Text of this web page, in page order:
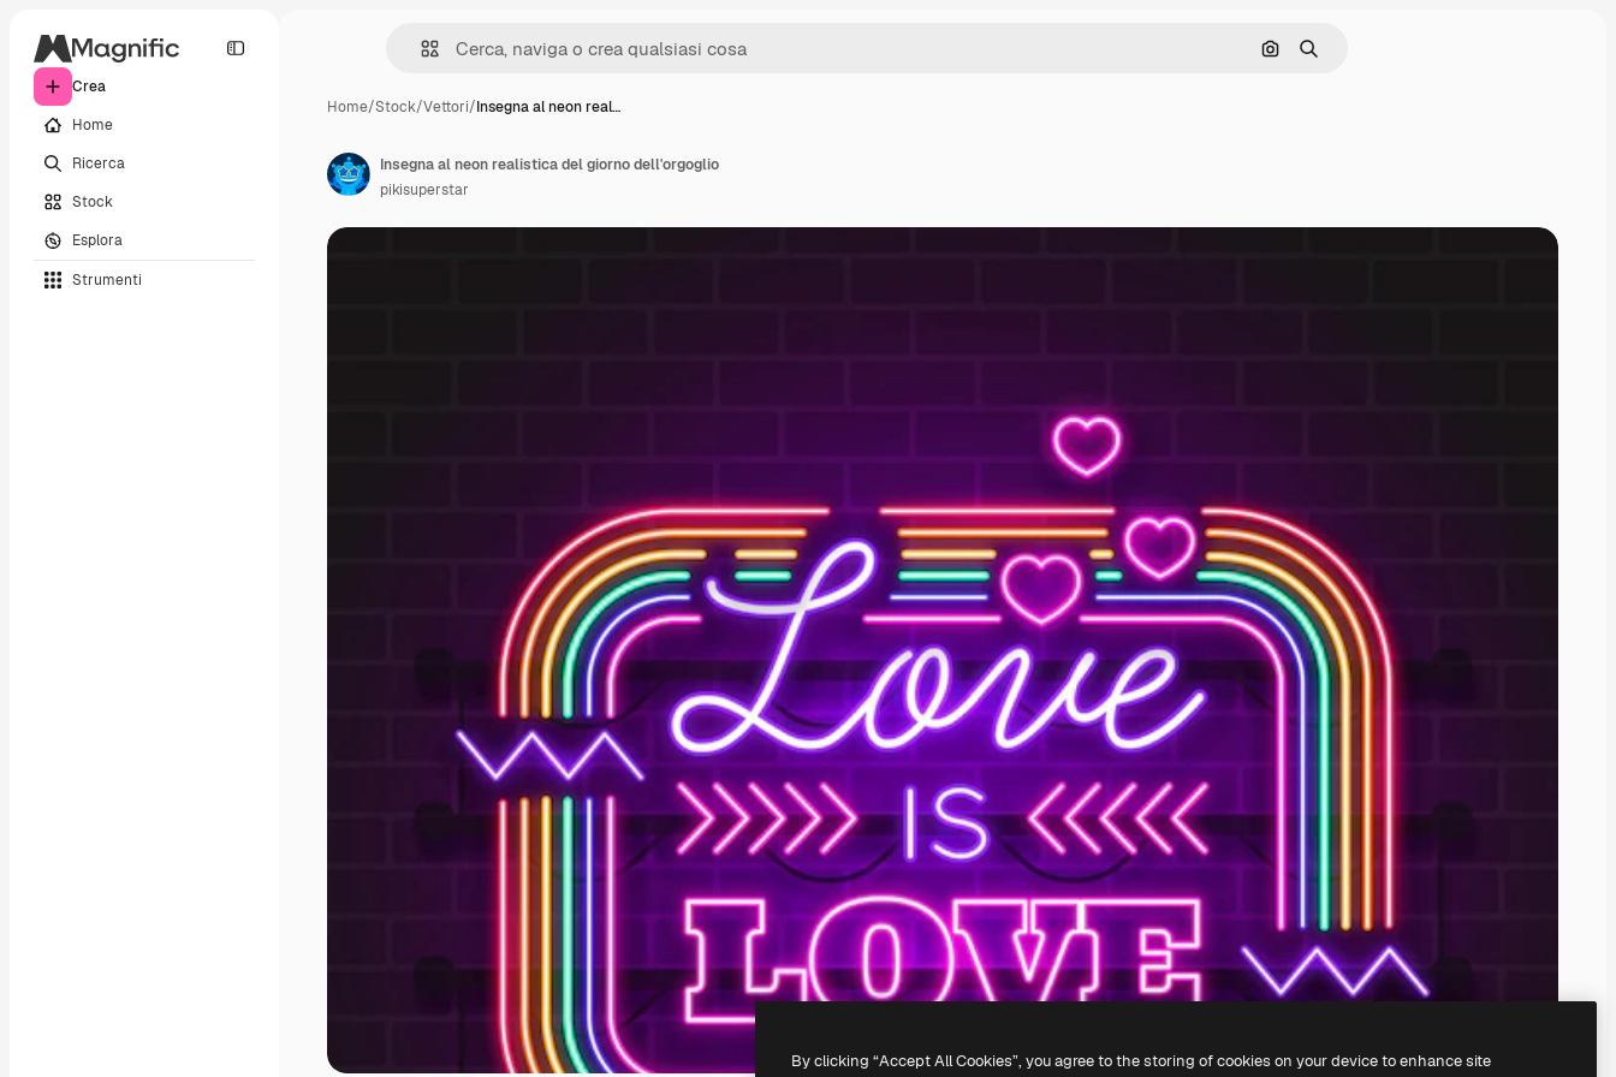
Crea
Home
Ricerca
Stock
Esplora
Strumenti
Cerca per immagine
Ricerca
Home/Stock/Vettori/Insegna al neon real…
Insegna al neon realistica del giorno dell'orgoglio
pikisuperstar
By clicking “Accept All Cookies”, you agree to the storing of cookies on your device to enhance site